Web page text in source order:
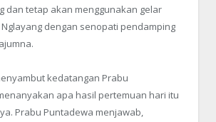
dan tetap akan menggunakan gelar
dengan senopati pendamping
kedatangan Prabu
apa hasil pertemuan hari itu
Prabu Puntadewa menjawab,